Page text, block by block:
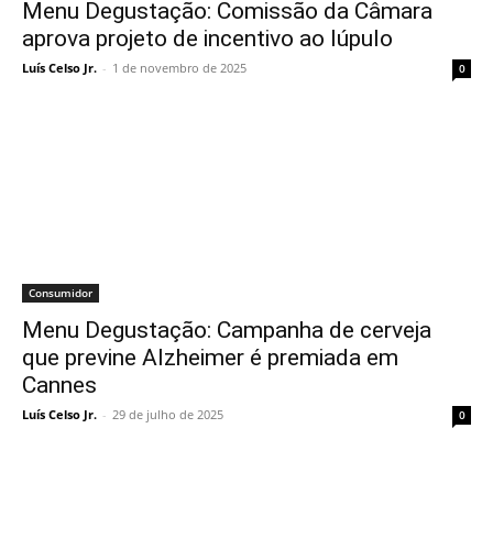
Menu Degustação: Comissão da Câmara
aprova projeto de incentivo ao lúpulo
Luís Celso Jr. - 1 de novembro de 2025 0
Consumidor
Menu Degustação: Campanha de cerveja
que previne Alzheimer é premiada em
Cannes
Luís Celso Jr. - 29 de julho de 2025 0